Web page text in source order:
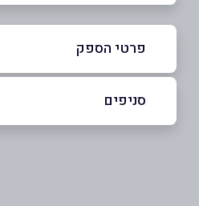
פרטי הספק
באתר
סניפים